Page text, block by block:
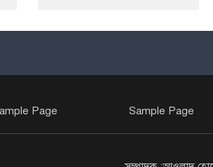
Page Sample Page